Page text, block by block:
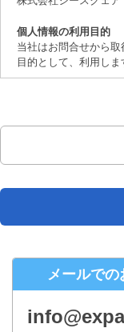
個人情報の利用目的
当社はお問合せから
目的として、利用しま
取得した個人情報は
を得ることなく第三
個人情報の取扱いの委
開示対象個人情報の
ご本人からの求めに
す。
株式会社シースクェ
〒160-0023 東京都
ル１３階
メールでの